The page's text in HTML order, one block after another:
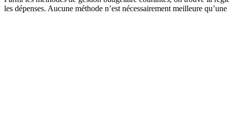
les dépenses. Aucune méthode n’est nécessairement meilleure